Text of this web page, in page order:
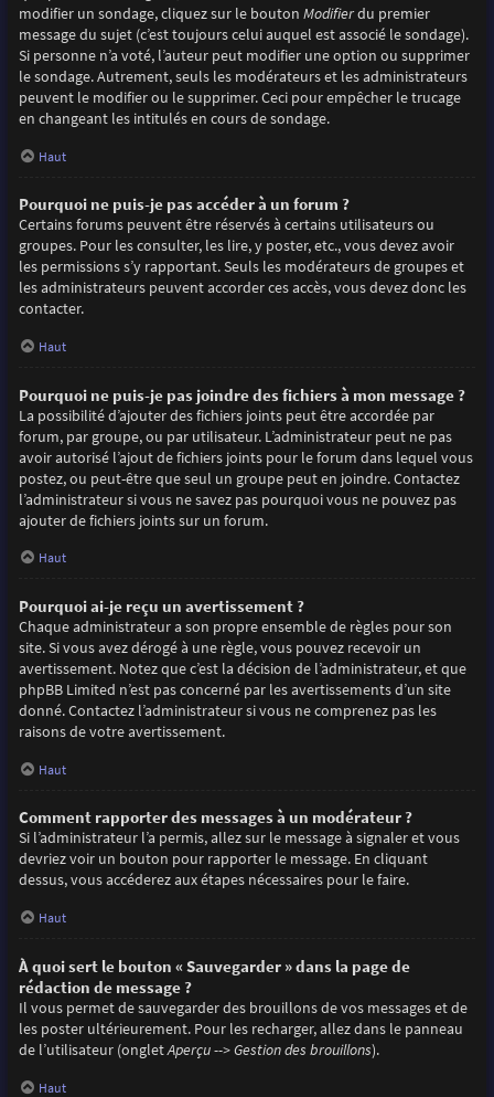
modifier un sondage, cliquez sur le bouton Modifierdu premier
message du sujet (c’est toujours celui auquel est associé le sondage).
Si personne n’a voté, l’auteur peut modifier une option ou supprimer
le sondage. Autrement, seuls les modérateurs et les administrateurs
peuvent le modifier ou le supprimer. Ceci pour empêcher le trucage
en changeant les intitulés en cours de sondage.
Haut
Pourquoi ne puis-je pas accéder à un forum ?
Certains forums peuvent être réservés à certains utilisateurs ou
groupes. Pour les consulter, les lire, y poster, etc., vous devez avoir
les permissions s’y rapportant. Seuls les modérateurs de groupes et
les administrateurs peuvent accorder ces accès, vous devez donc les
contacter.
Haut
Pourquoi ne puis-je pas joindre des fichiers à mon message ?
La possibilité d’ajouter des fichiers joints peut être accordée par
forum, par groupe, ou par utilisateur. L’administrateur peut ne pas
avoir autorisé l’ajout de fichiers joints pour le forum dans lequel vous
postez, ou peut-être que seul un groupe peut en joindre. Contactez
l’administrateur si vous ne savez pas pourquoi vous ne pouvez pas
ajouter de fichiers joints sur un forum.
Haut
Pourquoi ai-je reçu un avertissement ?
Chaque administrateur a son propre ensemble de règles pour son
site. Si vous avez dérogé à une règle, vous pouvez recevoir un
avertissement. Notez que c’est la décision de l’administrateur, et que
phpBB Limited n’est pas concerné par les avertissements d’un site
donné. Contactez l’administrateur si vous ne comprenez pas les
raisons de votre avertissement.
Haut
Comment rapporter des messages à un modérateur ?
Si l’administrateur l’a permis, allez sur le message à signaler et vous
devriez voir un bouton pour rapporter le message. En cliquant
dessus, vous accéderez aux étapes nécessaires pour le faire.
Haut
À quoi sert le bouton « Sauvegarder » dans la page de
rédaction de message ?
Il vous permet de sauvegarder des brouillons de vos messages et de
les poster ultérieurement. Pour les recharger, allez dans le panneau
de l’utilisateur (ongletAperçu --> Gestion des brouillons).
Haut